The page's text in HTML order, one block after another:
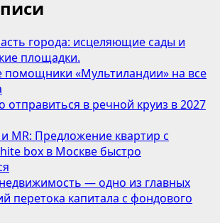
города: исцеляющие сады и
площадки.
«Мультиландии» на все
отправиться в речной круиз в 2027
MR: Предложение квартир с
box в Москве быстро
— одно из главных
перетока капитала с фондового